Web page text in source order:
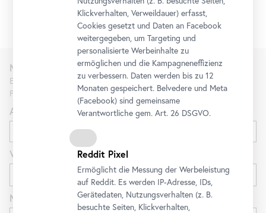
1/2
Newsletter
Erfahren Sie als Erste*r über neue Ausstellungen, Workshops,
Führungen und Aktionen des Belvedere.
Anrede
Vorname
Nachname
Klickverhalten, Verweildauer) erfasst,
Cookies gesetzt und Daten an Facebook
weitergegeben, um Targeting und
personalisierte Werbeinhalte zu
ermöglichen und die Kampagneneffizienz
zu verbessern. Daten werden bis zu 12
Monaten gespeichert. Belvedere und Meta
(Facebook) sind gemeinsame
Verantwortliche gem.Art. 26 DSGVO.
Reddit Pixel
Ermöglicht die Messung der Werbeleistung
auf Reddit. Es werden IP-Adresse, IDs,
Gerätedaten, Nutzungsverhalten (z. B.
besuchte Seiten, Klickverhalten,